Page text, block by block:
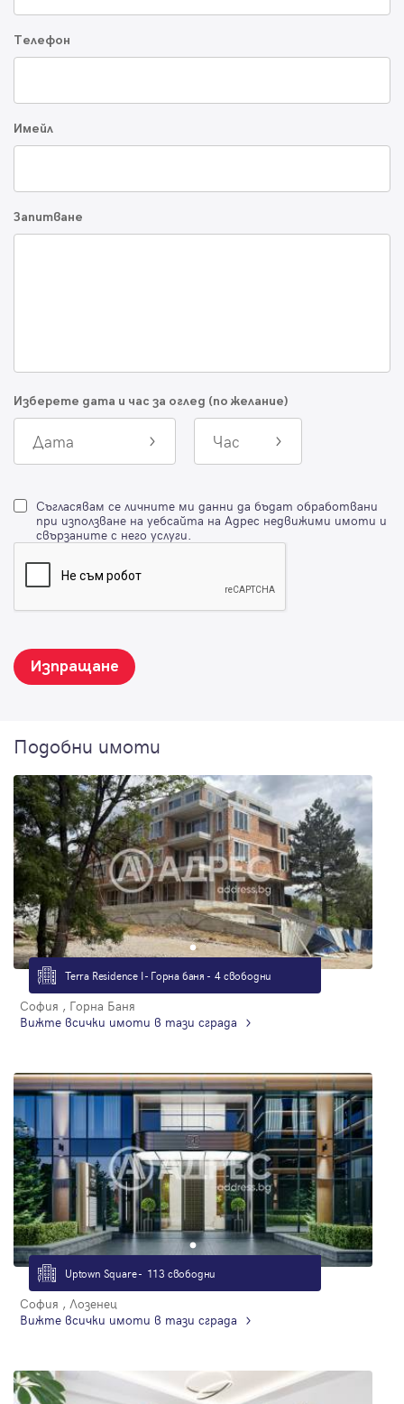
Телефон
Имейл
Запитване
Изберете дата и час за оглед (по желание)
Дата Час
Съгласявам се личните ми данни да бъдат обработвани
при използване на уебсайта на Адрес недвижими имоти и
свързаните с него услуги.
Изпращане
Подобни имоти
Terra Residence I - Горна баня - 4 свободни
София , Горна Баня
Вижте всички имоти в тази сграда
Uptown Square - 113 свободни
София , Лозенец
Вижте всички имоти в тази сграда